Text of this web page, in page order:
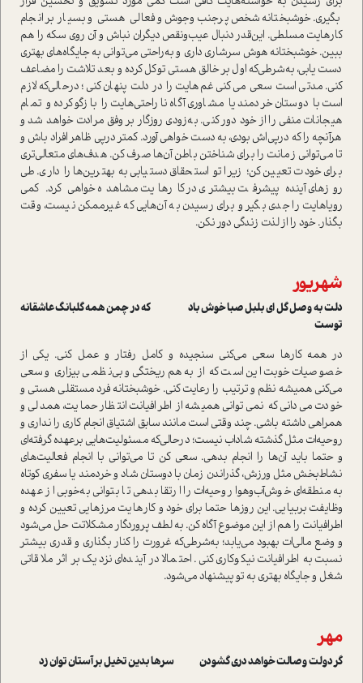
بگیری. خوشبختانه شخص پرجنب‌وجوش و فعالی هستی و بسیار بر انجام
کارهایت مسلطی. این‌قدر دنبال عیب‌و‌نقص دیگران نباش و آن روی سکه را هم
ببین. خوشبختانه هوش سرشاری داری و به‌راحتی می‌توانی به جایگاه‌های بهتری
دست یابی، به‌شرطی‌که اول بر خالق هستی توکل کرده و بعد تلاشت را مضاعف
کنی. مدتی است سعی می‌کنی غم‌هایت را در دلت پنهان کنی؛ درحالی‌که لازم
است با دوستان خردمند یا مشاوری آگاه ناراحتی‌هایت را بازگو کرده و تمام
هیجانات منفی را از خود دور کنی. به‌زودی روزگار بر وفق مرادت خواهد شد و
هرآنچه را که درپی‌اش بودی، به دست خواهی آورد. کمتر درپی ظاهر افراد باش و
تا می‌توانی زمانت را برای شناختن باطن آن‌ها صرف کن. هدف‌های متعالی‌تری
برای خودت تعیین کن؛ زیرا تو استحقاق دستیابی به بهترین‌ها را داری. طی
روزهای آینده پیشرفت بیشتری در کارهایت مشاهده خواهی کرد. کمی
رویاهایت را جدی بگیر و برای رسیدن به آن‌هایی که غیرممکن نیست، وقت
بگذار. خود را از لذت زندگی دور نکن.
شهریور
دلت به وصل گل ای بلبل صبا خوش باد که در چمن همه گلبانگ عاشقانه
توست
در همه کارها سعی می‌کنی سنجیده و کامل رفتار و عمل کنی. یکی از
خصوصیات خوبت این است که از به‌هم‌ریختگی و بی‌نظمی بیزاری و سعی
می‌کنی همیشه نظم و ترتیب را رعایت کنی. خوشبختانه فرد مستقلی هستی و
خودت می‌دانی که نمی‌توانی همیشه از اطرافیانت انتظار حمایت، همدلی و
همراهی داشته باشی. چند وقتی است مانند سابق اشتیاق انجام کاری را نداری و
روحیه‌ات مثل گذشته شاداب نیست؛ درحالی‌که مسئولیت‌هایی برعهده گرفته‌ای
و حتما باید آن‌ها را انجام بدهی. سعی کن تا می‌توانی با انجام فعالیت‌های
نشاط‌‌بخش مثل ورزش، گذراندن زمان با دوستان شاد و خردمند یا سفری کوتاه
به منطقه‌ای خوش‌آب‌وهوا روحیه‌ات را ارتقا بدهی تا بتوانی به‌خوبی از عهده
وظایفت بربیایی. این روزها حتما برای خود و کارهایت مرزهایی تعیین کرده و
اطرافیانت را هم از این موضوع آگاه کن. به لطف پروردگار مشکلاتت حل می‌شود
و وضع مالی‌ات بهبود می‌یابد؛ به‌شرطی‌که غرورت را کنار بگذاری و قدری بیشتر
نسبت به اطرافیانت نیکوکاری کنی. احتمالا در آینده‌ای نزدیک بر اثر ملاقاتی
شغل و جایگاه بهتری به تو پیشنهاد می‌شود.
مهر
گر دولت وصالت خواهد دری گشودن سرها بدین تخیل بر آستان توان زد